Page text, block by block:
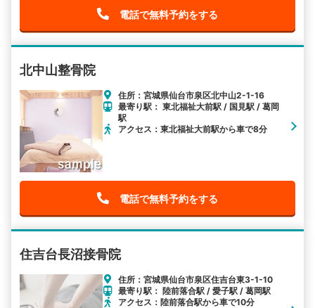
電話で無料予約をする
北中山整骨院
住所：宮城県仙台市泉区北中山2-1-16
最寄り駅： 東北福祉大前駅 / 国見駅 / 葛岡
駅
アクセス：東北福祉大前駅から車で8分
電話で無料予約をする
住吉台長沼接骨院
住所：宮城県仙台市泉区住吉台東3-1-10
最寄り駅： 陸前落合駅 / 愛子駅 / 葛岡駅
アクセス：陸前落合駅から車で10分